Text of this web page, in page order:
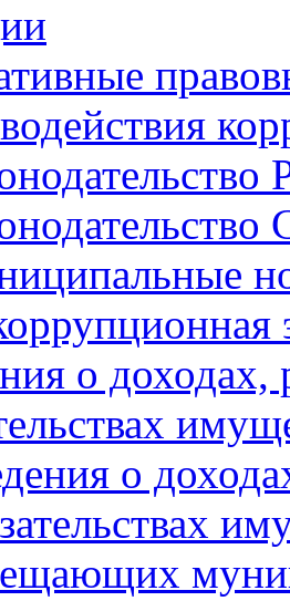
о доходах,
о